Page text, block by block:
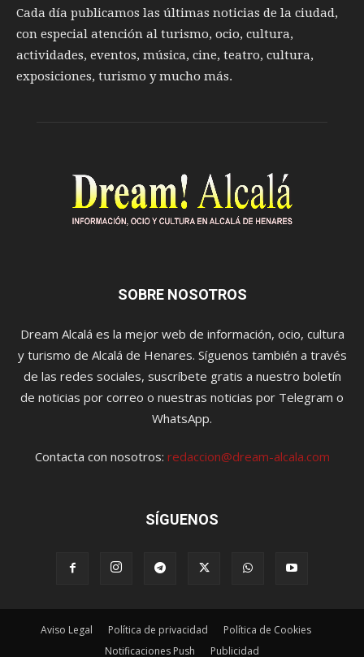
Cada día publicamos las últimas noticias de la ciudad,
con especial atención al turismo, ocio, cultura,
actividades, eventos, música, cine, teatro, cultura,
exposiciones, turismo y mucho más.
SOBRE NOSOTROS
Dream Alcalá es la mejor web de información, ocio, cultura
y turismo de Alcalá de Henares. Síguenos también a través
de las redes sociales, suscríbete gratis a nuestro boletín
de noticias por correo o nuestras noticias por Telegram o
WhatsApp.
Contacta con nosotros: redaccion@dream-alcala.com
SÍGUENOS
Aviso Legal Política de privacidad
Política de Cookies
Notificaciones Push
Publicidad